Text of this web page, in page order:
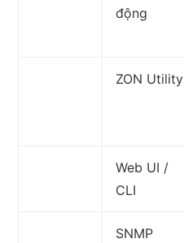
động
ZON Utility
Web UI /
CLI
SNMP